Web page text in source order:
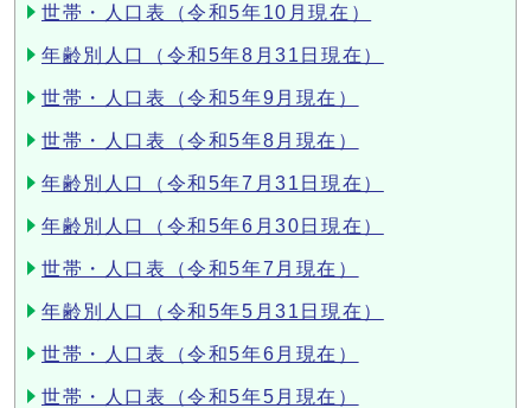
世帯・人口表（令和5年10月現在）
年齢別人口（令和5年8月31日現在）
世帯・人口表（令和5年9月現在）
世帯・人口表（令和5年8月現在）
年齢別人口（令和5年7月31日現在）
年齢別人口（令和5年6月30日現在）
世帯・人口表（令和5年7月現在）
年齢別人口（令和5年5月31日現在）
世帯・人口表（令和5年6月現在）
世帯・人口表（令和5年5月現在）